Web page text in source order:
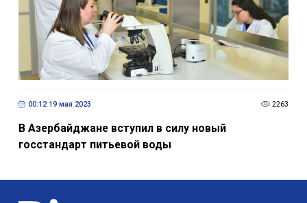
00:12 19 мая 2023 2263
В Азербайджане вступил в силу новый
госстандарт питьевой воды